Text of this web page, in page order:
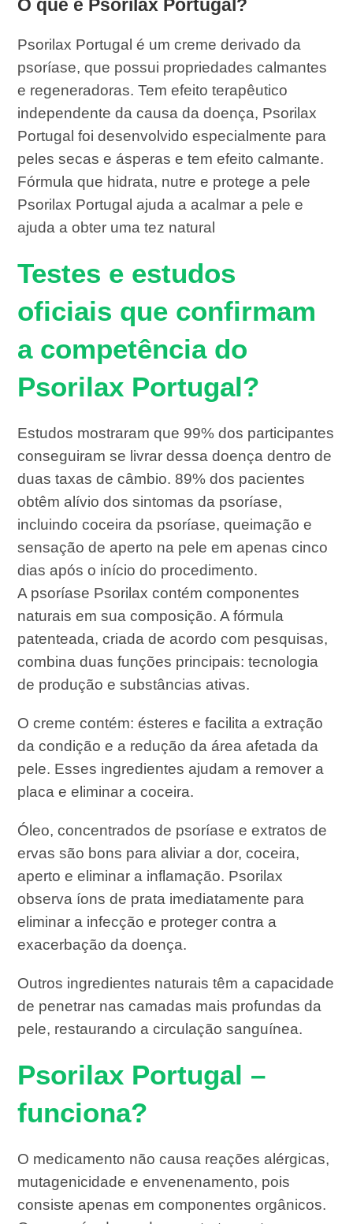
O que é Psorilax Portugal?
Psorilax Portugal é um creme derivado da
psoríase, que possui propriedades calmantes
e regeneradoras. Tem efeito terapêutico
independente da causa da doença, Psorilax
Portugal foi desenvolvido especialmente para
peles secas e ásperas e tem efeito calmante.
Fórmula que hidrata, nutre e protege a pele
Psorilax Portugal ajuda a acalmar a pele e
ajuda a obter uma tez natural
Testes e estudos
oficiais que confirmam
a competência do
Psorilax Portugal?
Estudos mostraram que 99% dos participantes
conseguiram se livrar dessa doença dentro de
duas taxas de câmbio. 89% dos pacientes
obtêm alívio dos sintomas da psoríase,
incluindo coceira da psoríase, queimação e
sensação de aperto na pele em apenas cinco
dias após o início do procedimento.
A psoríase Psorilax contém componentes
naturais em sua composição. A fórmula
patenteada, criada de acordo com pesquisas,
combina duas funções principais: tecnologia
de produção e substâncias ativas.
O creme contém: ésteres e facilita a extração
da condição e a redução da área afetada da
pele. Esses ingredientes ajudam a remover a
placa e eliminar a coceira.
Óleo, concentrados de psoríase e extratos de
ervas são bons para aliviar a dor, coceira,
aperto e eliminar a inflamação. Psorilax
observa íons de prata imediatamente para
eliminar a infecção e proteger contra a
exacerbação da doença.
Outros ingredientes naturais têm a capacidade
de penetrar nas camadas mais profundas da
pele, restaurando a circulação sanguínea.
Psorilax Portugal –
funciona?
O medicamento não causa reações alérgicas,
mutagenicidade e envenenamento, pois
consiste apenas em componentes orgânicos.